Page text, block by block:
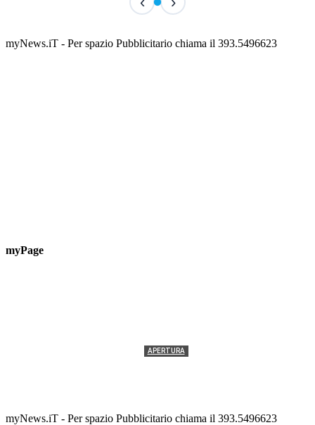
San Basso 2026 - il programma delle feste
myNews.iT - Per spazio Pubblicitario chiama il 393.5496623
myPage
APERTURA
myNews.iT - Per spazio Pubblicitario chiama il 393.5496623